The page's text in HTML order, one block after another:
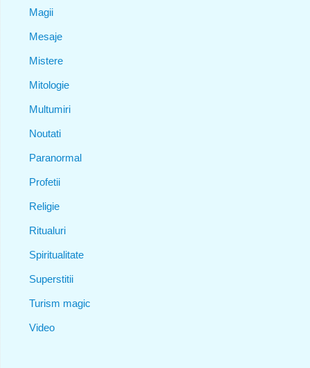
Magii
Mesaje
Mistere
Mitologie
Multumiri
Noutati
Paranormal
Profetii
Religie
Ritualuri
Spiritualitate
Superstitii
Turism magic
Video